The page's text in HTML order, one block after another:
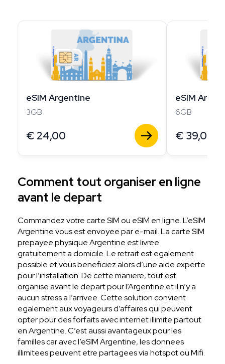
eSIM Argentine
3GB
€ 24,00
eSIM
6GB
€ 39,00
Comment tout organiser en ligne
avant le depart
Commandez votre carte SIM ou eSIM en ligne. L’eSIM
Argentine vous est envoyee par e-mail. La carte SIM
prepayee physique Argentine est livree
gratuitement a domicile. Le retrait est egalement
possible et vous beneficiez alors d’une aide experte
pour l’installation. De cette maniere, tout est
organise avant le depart pour l’Argentine et il n’y a
aucun stress a l’arrivee. Cette solution convient
egalement aux voyageurs d’affaires qui peuvent
opter pour des forfaits avec internet illimite partout
en Argentine. C’est aussi avantageux pour les
familles car avec l’eSIM Argentine, les donnees
illimitees peuvent etre partagees via hotspot ou Mifi.